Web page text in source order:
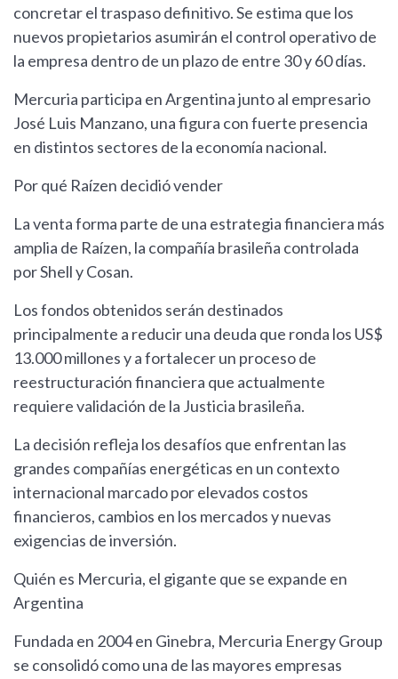
concretar el traspaso definitivo. Se estima que los
nuevos propietarios asumirán el control operativo de
la empresa dentro de un plazo de entre 30 y 60 días.
Mercuria participa en Argentina junto al empresario
José Luis Manzano, una figura con fuerte presencia
en distintos sectores de la economía nacional.
Por qué Raízen decidió vender
La venta forma parte de una estrategia financiera más
amplia de Raízen, la compañía brasileña controlada
por Shell y Cosan.
Los fondos obtenidos serán destinados
principalmente a reducir una deuda que ronda los US$
13.000 millones y a fortalecer un proceso de
reestructuración financiera que actualmente
requiere validación de la Justicia brasileña.
La decisión refleja los desafíos que enfrentan las
grandes compañías energéticas en un contexto
internacional marcado por elevados costos
financieros, cambios en los mercados y nuevas
exigencias de inversión.
Quién es Mercuria, el gigante que se expande en
Argentina
Fundada en 2004 en Ginebra, Mercuria Energy Group
se consolidó como una de las mayores empresas